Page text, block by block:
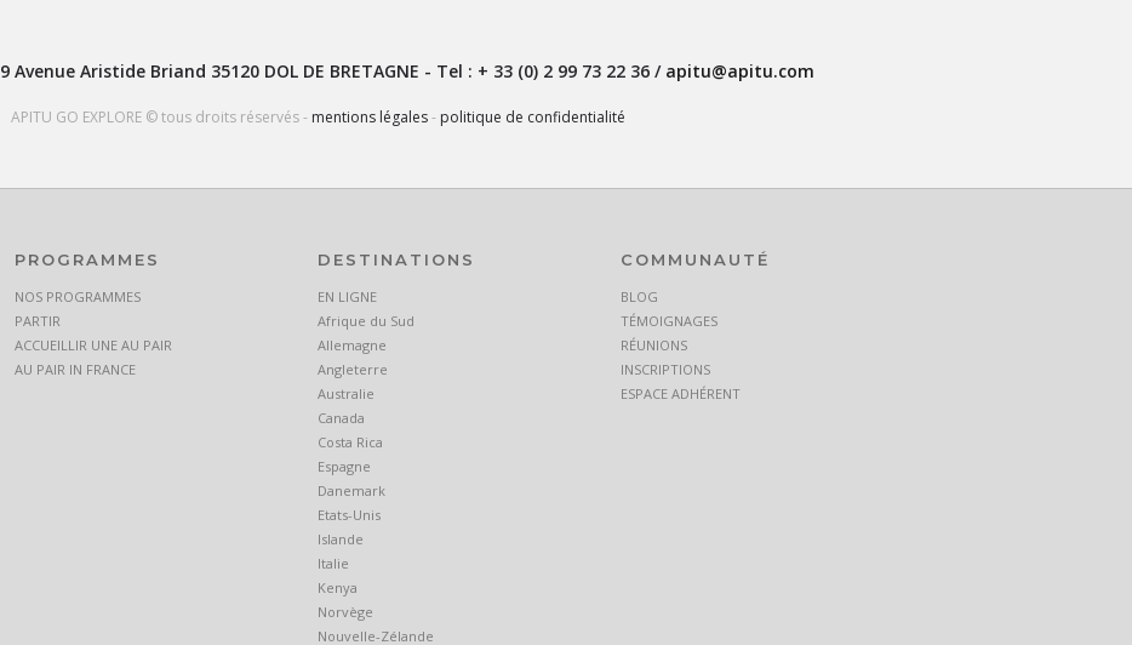
9 Avenue Aristide Briand 35120 DOL DE BRETAGNE - Tel : + 33 (0) 2 99 73 22 36 / apitu@apitu.com
APITU GO EXPLORE © tous droits réservés - mentions légales- politique de confidentialité
PROGRAMMES
NOS PROGRAMMES
PARTIR
ACCUEILLIR UNE AU PAIR
AU PAIR IN FRANCE
DESTINATIONS
EN LIGNE
Afrique du Sud
Allemagne
Angleterre
Australie
Canada
Costa Rica
Espagne
Danemark
Etats-Unis
Islande
Italie
Kenya
Norvège
Nouvelle-Zélande
COMMUNAUTÉ
BLOG
TÉMOIGNAGES
RÉUNIONS
INSCRIPTIONS
ESPACE ADHÉRENT